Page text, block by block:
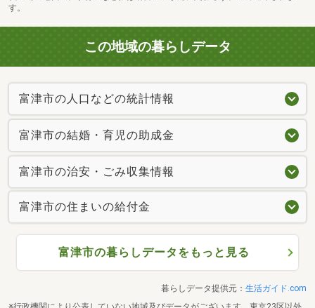
す。
この地域の暮らしデータ
富津市の人口などの統計情報
富津市の結婚・育児の助成金
富津市の治安・ごみ収集情報
富津市の住まいの給付金
富津市の暮らしデータをもっと見る
暮らしデータ提供元： 生活ガイド.com